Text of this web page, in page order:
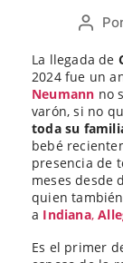
Autor
la
La llegada de
2024 fue un
Neumann no
varón, si no
toda su
bebé
presencia de
meses desde
quien
a Indiana,
Es el primer